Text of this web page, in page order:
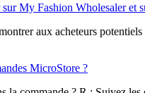
My Fashion Wholesaler et
aux acheteurs potentiels
MicroStore ?